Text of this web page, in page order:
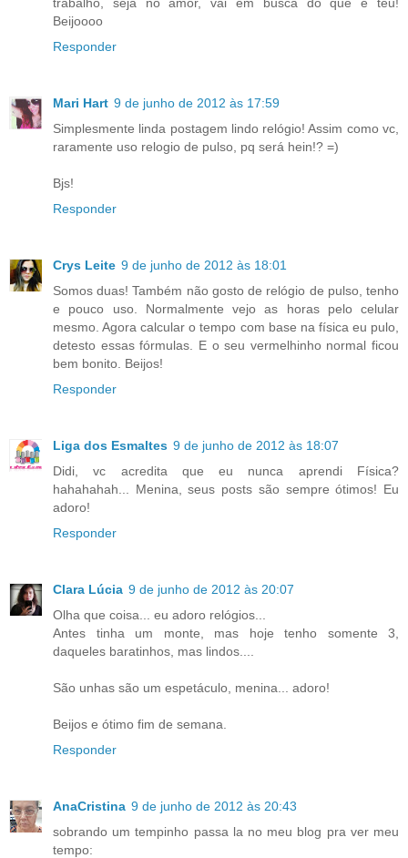
trabalho, seja no amor, vai em busca do que é teu!
Beijoooo
Responder
Mari Hart 9 de junho de 2012 às 17:59
Simplesmente linda postagem lindo relógio! Assim como vc,
raramente uso relogio de pulso, pq será hein!? =)
Bjs!
Responder
Crys Leite 9 de junho de 2012 às 18:01
Somos duas! Também não gosto de relógio de pulso, tenho
e pouco uso. Normalmente vejo as horas pelo celular
mesmo. Agora calcular o tempo com base na física eu pulo,
detesto essas fórmulas. E o seu vermelhinho normal ficou
bem bonito. Beijos!
Responder
Liga dos Esmaltes 9 de junho de 2012 às 18:07
Didi, vc acredita que eu nunca aprendi Física?
hahahahah... Menina, seus posts são sempre ótimos! Eu
adoro!
Responder
Clara Lúcia 9 de junho de 2012 às 20:07
Olha que coisa... eu adoro relógios...
Antes tinha um monte, mas hoje tenho somente 3,
daqueles baratinhos, mas lindos....
São unhas são um espetáculo, menina... adoro!
Beijos e ótimo fim de semana.
Responder
AnaCristina 9 de junho de 2012 às 20:43
sobrando um tempinho passa la no meu blog pra ver meu
tempo: